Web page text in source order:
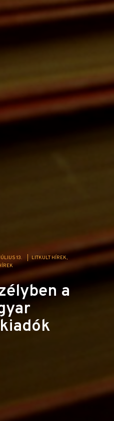
13.
LITKULT HÍREK
a